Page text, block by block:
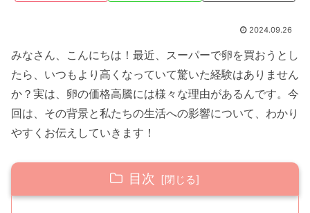
2024.09.26
みなさん、こんにちは！最近、スーパーで卵を買おうとし
たら、いつもより高くなっていて驚いた経験はありません
か？実は、卵の価格高騰には様々な理由があるんです。今
回は、その背景と私たちの生活への影響について、わかり
やすくお伝えしていきます！
目次